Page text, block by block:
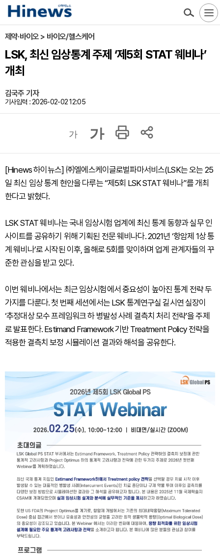
제약·바이오 > 바이오/헬스케어
LSK, 최신 임상통계 주제 ‘제5회 STAT 웨비나’
개최
김국주 기자
기사입력 : 2026-02-02 12:05
가 가
[Hinews 하이뉴스] ㈜엘에스케이글로벌파마서비스(LSK는 오는 25
일 최신 임상 통계 현안을 다루는 “제5회 LSK STAT 웨비나”를 개최
한다고 밝혔다.
LSK STAT 웨비나는 국내 임상시험 업계에 최신 통계 동향과 실무 인
사이트를 공유하기 위해 기획된 전문 웨비나다. 2021년 ‘항암제 1상 통
계 웨비나’로 시작된 이후, 올해로 5회를 맞이하며 업계 관계자들의 꾸
준한 관심을 받고 있다.
이번 웨비나에서는 최근 임상시험에서 중요성이 높아진 통계 전략 두
가지를 다룬다. 첫 번째 세션에서는 LSK 통계연구실 길시연 실장이
‘추정대상 모수 프레임워크 하 병발성 사례 결측치 처리 전략’을 주제
로 발표한다. Estimand Framework 기반 Treatment Policy 전략을
적용한 결측치 보정 시뮬레이션 결과와 해석을 공유한다.